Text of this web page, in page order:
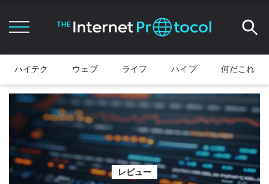
ハイテク ウェブ ライフ ハイプ 何だこれ
レビュー